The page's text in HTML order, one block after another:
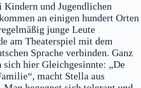
und Jugendlichen
an einigen hundert Orten
junge Leute
am Theaterspiel mit dem
Sprache verbinden. Ganz
sich hier Gleichgesinnte: „De
macht Stella aus